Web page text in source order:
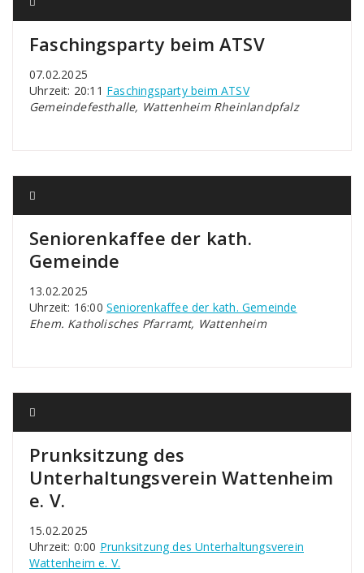
Faschingsparty beim ATSV
07.02.2025
Uhrzeit: 20:11 Faschingsparty beim ATSV
Gemeindefesthalle, Wattenheim Rheinlandpfalz
Seniorenkaffee der kath.
Gemeinde
13.02.2025
Uhrzeit: 16:00 Seniorenkaffee der kath. Gemeinde
Ehem. Katholisches Pfarramt, Wattenheim
Prunksitzung des
Unterhaltungsverein Wattenheim
e. V.
15.02.2025
Uhrzeit: 0:00 Prunksitzung des Unterhaltungsverein
Wattenheim e. V.